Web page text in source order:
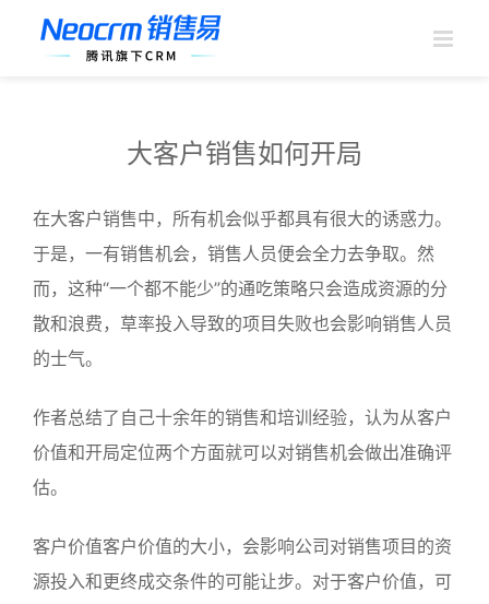
大客户销售如何开局
在大客户销售中，所有机会似乎都具有很大的诱惑力。
于是，一有销售机会，销售人员便会全力去争取。然
而，这种“一个都不能少”的通吃策略只会造成资源的分
散和浪费，草率投入导致的项目失败也会影响销售人员
的士气。
作者总结了自己十余年的销售和培训经验，认为从客户
价值和开局定位两个方面就可以对销售机会做出准确评
估。
客户价值客户价值的大小，会影响公司对销售项目的资
源投入和更终成交条件的可能让步。对于客户价值，可